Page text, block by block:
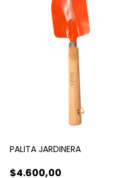
PALITA JARDINERA
$4.600,00